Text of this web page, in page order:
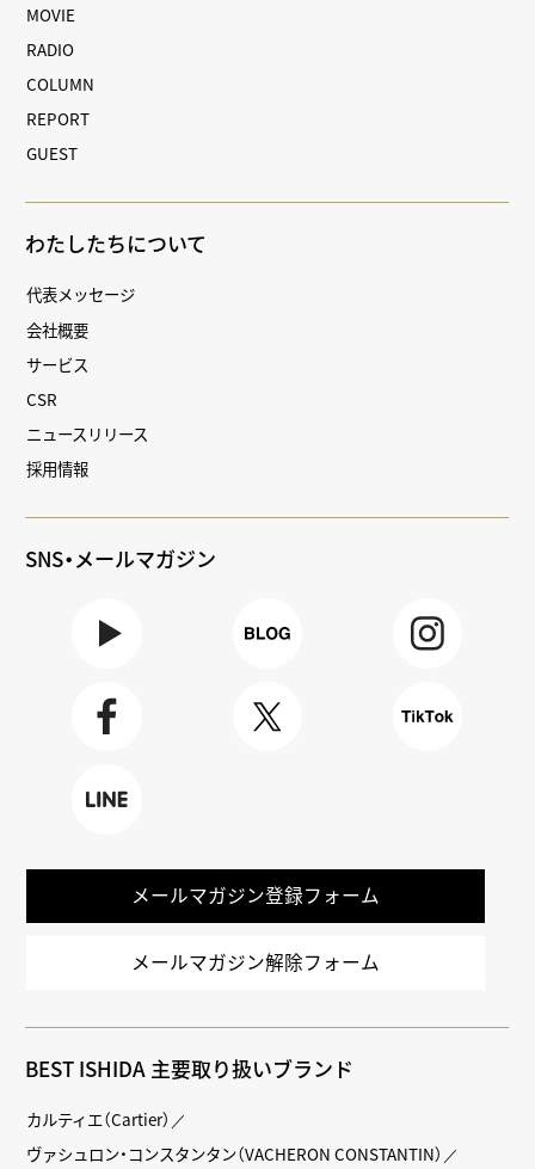
MOVIE
RADIO
COLUMN
REPORT
GUEST
わたしたちについて
代表メッセージ
会社概要
サービス
CSR
ニュースリリース
採用情報
SNS・メールマガジン
メールマガジン登録フォーム
メールマガジン解除フォーム
BEST ISHIDA 主要取り扱いブランド
カルティエ（Cartier）
ヴァシュロン・コンスタンタン（VACHERON CONSTANTIN）